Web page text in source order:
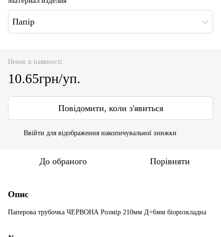
Папір
Немає в наявності
10.65грн/уп.
Повідомити, коли з'явиться
Ввійти для відображення накопичувальної знижки
До обраного Порівняти
Опис
Паперова трубочка ЧЕРВОНА Розмір 210мм Д=6мм біорозкладна